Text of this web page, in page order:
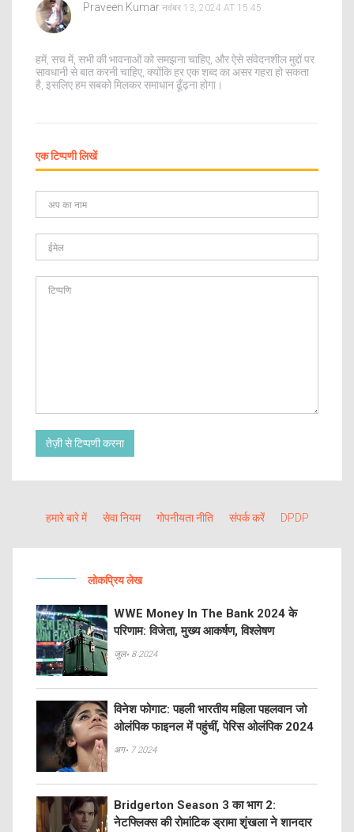
Praveen Kumar नवंबर 13, 2024 AT 15:45
हमें, सच में, सभी की भावनाओं को समझना चाहिए, और ऐसे संवेदनशील मुद्दों पर
सावधानी से बात करनी चाहिए, क्योंकि हर एक शब्द का असर गहरा हो सकता
है, इसलिए हम सबको मिलकर समाधान ढूँढ़ना होगा।
एक टिप्पणी लिखें
तेज़ी से टिप्पणी करना
हमारे बारे में सेवा नियम गोपनीयता नीति संपर्क करें DPDP
लोकप्रिय लेख
WWE Money In The Bank 2024 के
परिणाम: विजेता, मुख्य आकर्षण, विश्लेषण
जुल॰ 8 2024
विनेश फोगाट: पहली भारतीय महिला पहलवान जो
ओलंपिक फाइनल में पहुंचीं, पेरिस ओलंपिक 2024
अग॰ 7 2024
Bridgerton Season 3 का भाग 2:
नेटफ्लिक्स की रोमांटिक ड्रामा शृंखला ने शानदार